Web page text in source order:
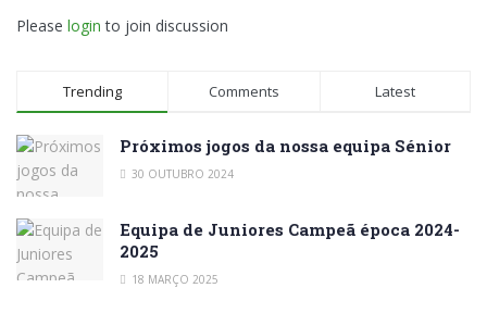
Please login to join discussion
Trending Comments Latest
Próximos jogos da nossa equipa Sénior
30 OUTUBRO 2024
Equipa de Juniores Campeã época 2024-
2025
18 MARÇO 2025